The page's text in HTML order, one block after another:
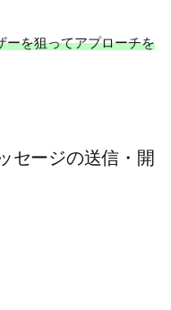
ーを狙ってアプローチを
セージの送信・開